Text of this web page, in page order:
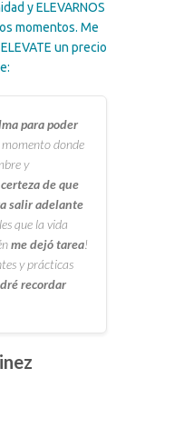
y ELEVARNOS
momentos. Me
un precio
para poder
momento donde
y
de que
salir adelante
que la vida
me dejó tarea!
y prácticas
recordar